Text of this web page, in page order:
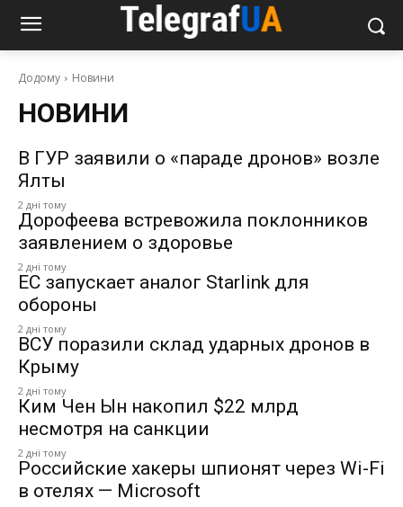
Додому Новини
НОВИНИ
В ГУР заявили о «параде дронов» возле
Ялты
2 дні тому
Дорофеева встревожила поклонников
заявлением о здоровье
2 дні тому
ЕС запускает аналог Starlink для
обороны
2 дні тому
ВСУ поразили склад ударных дронов в
Крыму
2 дні тому
Ким Чен Ын накопил $22 млрд
несмотря на санкции
2 дні тому
Российские хакеры шпионят через Wi-Fi
в отелях — Microsoft